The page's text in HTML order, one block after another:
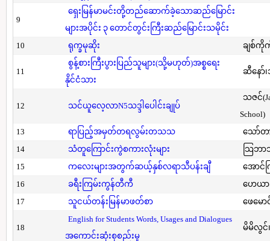
9
ရှေးမြန်မာမင်းတို့တည်ဆောက်ခဲ့သောဆည်မြောင်း
များအပိုင်း ၃ တောင်တွင်းကြီးဆည်မြောင်းသမိုင်း
10
ရုက္ခမုဆိုး ချစ်ကို
11
စွန့်စားကြီးပွားပြည်သူများ(သို့မဟုတ်)အစ္စရေး
နိုင်ငံသား
ဆီနော်၊
12 သင်ယူလေ့လာN5သဒ္ဒါပေါင်းချုပ်
သဇင်
School)
13
ရာပြည့်အမှတ်တရလွမ်းတသသ
သော်တ
14
သံတူကြောင်းကွဲစကားလုံးများ
သြဘာ
15
ကလေးများအတွက်ဆယ့်နှစ်လရာသီပန်းချီ
အောင်
16
ခရီးကြမ်းကွန်တီကီ
ဟေယာ
17
သူငယ်တန်းမြန်မာဖတ်စာ ဖေမော
18
English for Students Words, Usages and Dialogues
အကောင်းဆုံးစုစည်းမှု
မိမိလွင်၊